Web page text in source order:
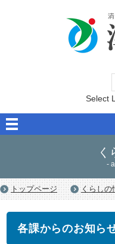
Select
く
-
トップページ くらしの
各課からのお知ら